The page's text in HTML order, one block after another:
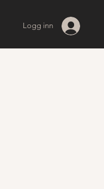
Logg inn